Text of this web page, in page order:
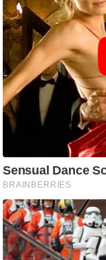
वु
ड
फि
ल्म
स
मी
क्षा
r
e
k
i
n